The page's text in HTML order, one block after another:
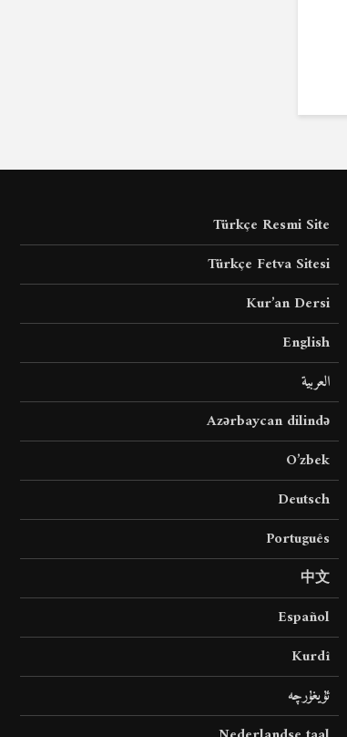
Türkçe Resmi Site
Türkçe Fetva Sitesi
Kur’an Dersi
English
العربية
Azərbaycan dilində
O’zbek
Deutsch
Português
中文
Español
Kurdî
ئۇيغۇرچە